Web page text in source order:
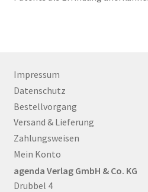
Impressum
Datenschutz
Bestellvorgang
Versand & Lieferung
Zahlungsweisen
Mein Konto
agenda Verlag GmbH & Co. KG
Drubbel 4